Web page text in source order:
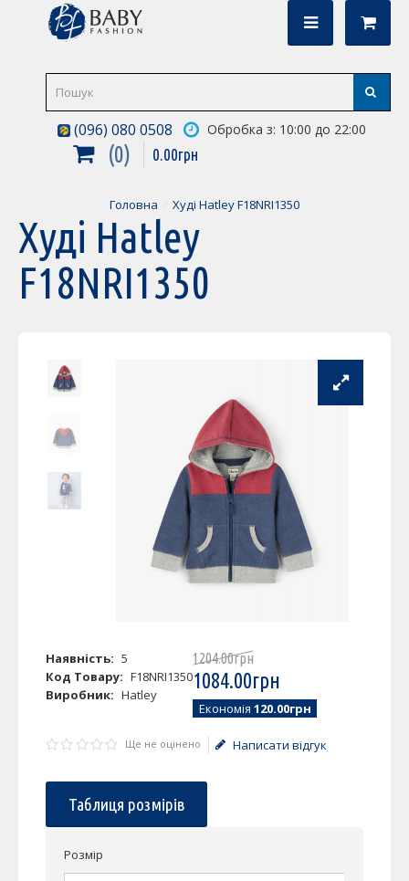
(096) 080 0508 Обробка з: 10:00 до 22:00
0 0.00грн
Головна Худі Hatley F18NRI1350
Худі Hatley
F18NRI1350
Наявність: 5
Код Товару: F18NRI1350
Виробник: Hatley
1204.00грн
1084.00грн
Економія 120.00грн
Ще не оцінено Написати відгук
Таблиця розмірів
Розмір